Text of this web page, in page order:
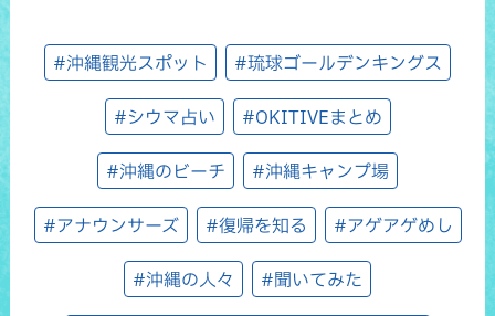
#沖縄観光スポット #琉球ゴールデンキングス
#シウマ占い #OKITIVEまとめ
#沖縄のビーチ #沖縄キャンプ場
#アナウンサーズ #復帰を知る #アゲアゲめし
#沖縄の人々 #聞いてみた